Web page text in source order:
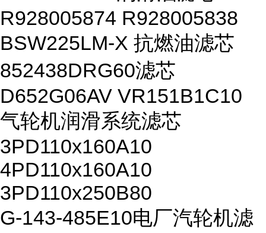
R928005874 R928005838
BSW225LM-X 抗燃油滤芯
852438DRG60滤芯
D652G06AV VR151B1C10
气轮机润滑系统滤芯
3PD110x160A10
4PD110x160A10
3PD110x250B80
G-143-485E10电厂汽轮机滤